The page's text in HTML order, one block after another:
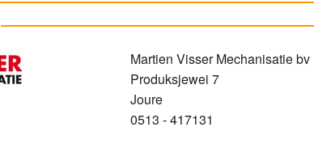
Martien Visser Mechanisatie bv
Produksjewei 7
Joure
0513 - 417131